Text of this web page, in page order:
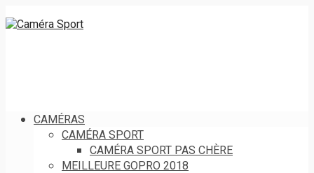
CAMÉRAS
CAMÉRA SPORT
CAMÉRA SPORT PAS CHÈRE
MEILLEURE GOPRO 2018